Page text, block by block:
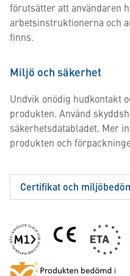
förutsätter att användaren
arbetsinstruktionerna och
finns.
Miljö och säkerhet
Undvik onödig hudkontakt
produkten. Använd
säkerhetsdatabladet. Mer
produkten och
Certifikat och